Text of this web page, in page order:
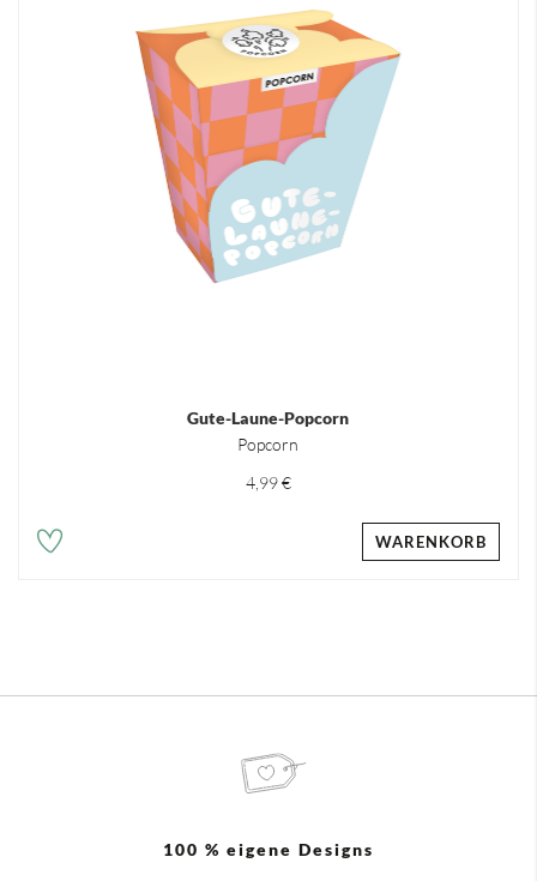
Gute-Laune-Popcorn
Popcorn
4,99 €
WARENKORB
100 % eigene Designs